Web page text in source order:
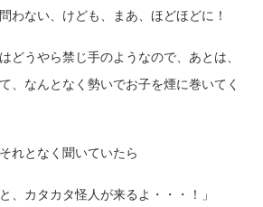
わない、けども、まあ、ほどほどに！
どうやら禁じ手のようなので、あとは、
、なんとなく勢いでお子を煙に巻いてく
れとなく聞いていたら
、カタカタ怪人が来るよ・・・！」